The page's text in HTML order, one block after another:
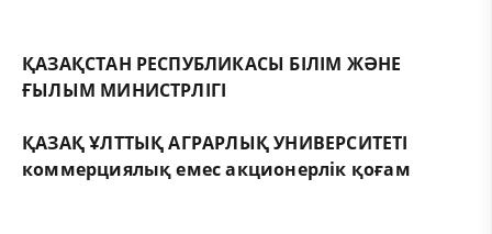
ҚАЗАҚСТАН РЕСПУБЛИКАСЫ БІЛІМ ЖӘНЕ
ҒЫЛЫМ МИНИСТРЛІГІ
ҚАЗАҚ ҰЛТТЫҚ АГРАРЛЫҚ УНИВЕРСИТЕТІ
коммерциялық емес акционерлік қоғам